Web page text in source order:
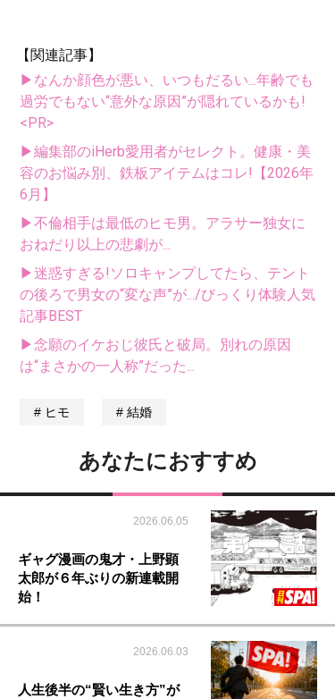
【関連記事】
▶なんか顔色が悪い、いつもだるい...年齢でも
過労でもない“意外な原因”が隠れているかも!
<PR>
▶編集部のiHerb愛用者がセレクト。健康・美
容のお悩み別、鉄板アイテムはコレ!【2026年
6月】
▶不倫相手は最低のヒモ男。アラサー独女に
おねだり以上の悲劇が...
▶迷惑すぎる!ソロキャンプしてたら、テント
の後ろで男女の“変な声”が.../びっくり体験人気
記事BEST
▶念願のイケおじ彼氏と破局。別れの原因
は“まさかの一人称”だった...
ヒモ 結婚
あなたにおすすめ
2026.06.05
ギャグ漫画の鬼才・上野顕
太郎が６年ぶりの新連載開
始！
2026.06.03
人生後半の“賢い生き方”が